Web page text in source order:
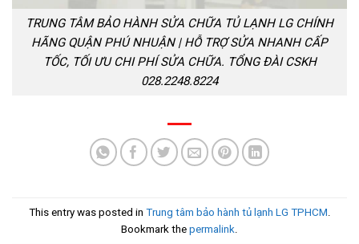
TRUNG TÂM BẢO HÀNH SỬA CHỮA TỦ LẠNH LG CHÍNH
HÃNG QUẬN PHÚ NHUẬN | HỖ TRỢ SỬA NHANH CẤP
TỐC, TỐI ƯU CHI PHÍ SỬA CHỮA. TỔNG ĐÀI CSKH
028.2248.8224
This entry was posted in Trung tâm bảo hành tủ lạnh LG TPHCM
Bookmark the permalink